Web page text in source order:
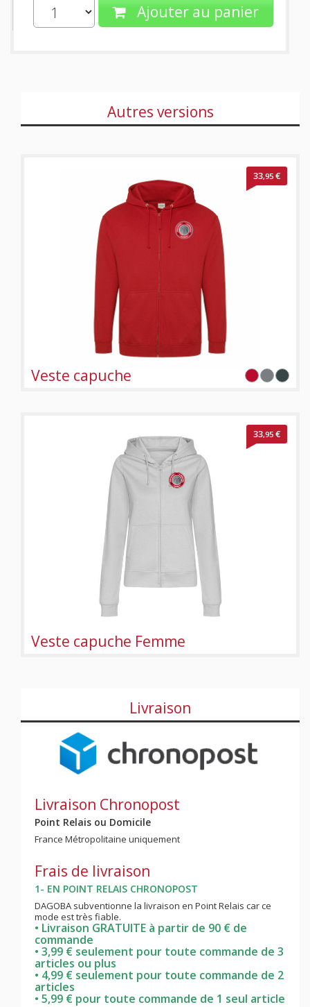
Ajouter au panier
Autres versions
33,95 €
Veste capuche
33,95 €
Veste capuche Femme
Livraison
Livraison Chronopost
Point Relais ou Domicile
France Métropolitaine uniquement
Frais de livraison
1- EN POINT RELAIS CHRONOPOST
DAGOBA subventionne la livraison en Point Relais car ce
mode est très fiable.
• Livraison GRATUITE à partir de 90 € de
commande
• 3,99 € seulement pour toute commande de 3
articles ou plus
• 4,99 € seulement pour toute commande de 2
articles
• 5,99 € pour toute commande de 1 seul article